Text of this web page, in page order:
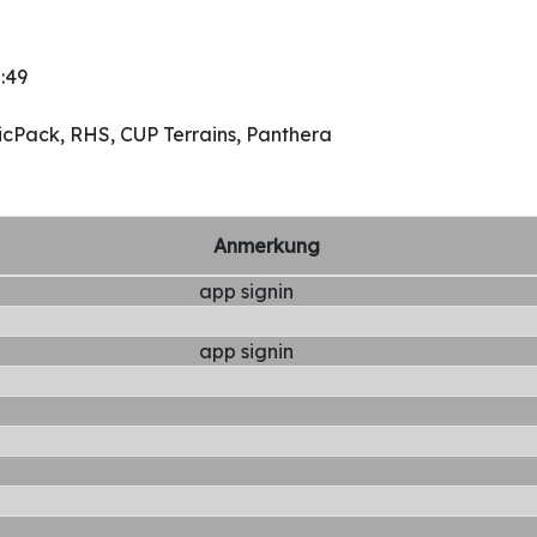
RHS, CUP Terrains, Panthera
Anmerkung
app signin
app signin